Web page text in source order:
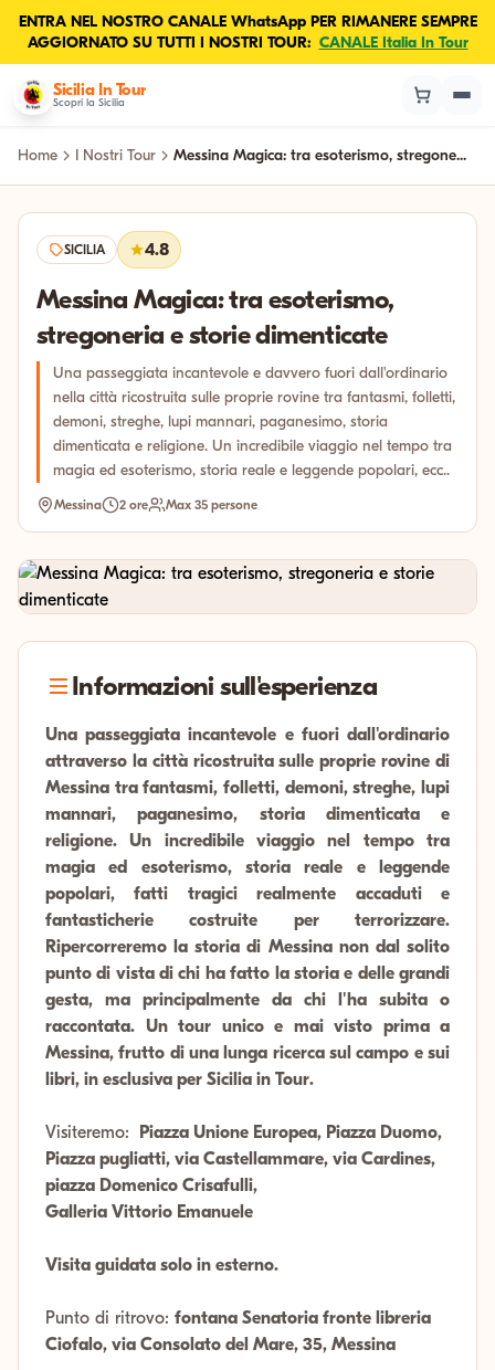
ENTRA NEL NOSTRO CANALE WhatsApp PER RIMANERE SEMPRE
AGGIORNATO SU TUTTI I NOSTRI TOUR: CANALE Italia In Tour
Sicilia In Tour
Scopri la Sicilia
Home I Nostri Tour Messina Magica: tra esoterismo, stregone...
SICILIA 4.8
Messina Magica: tra esoterismo,
stregoneria e storie dimenticate
Una passeggiata incantevole e davvero fuori dall'ordinario
nella città ricostruita sulle proprie rovine tra fantasmi, folletti,
demoni, streghe, lupi mannari, paganesimo, storia
dimenticata e religione. Un incredibile viaggio nel tempo tra
magia ed esoterismo, storia reale e leggende popolari, ecc..
Messina 2 ore Max 35 persone
Informazioni sull'esperienza
Una passeggiata incantevole e fuori dall'ordinario
attraverso la città ricostruita sulle proprie rovine di
Messina tra fantasmi, folletti, demoni, streghe, lupi
mannari, paganesimo, storia dimenticata e
religione. Un incredibile viaggio nel tempo tra
magia ed esoterismo, storia reale e leggende
popolari, fatti tragici realmente accaduti e
fantasticherie costruite per terrorizzare.
Ripercorreremo la storia di Messina non dal solito
punto di vista di chi ha fatto la storia e delle grandi
gesta, ma principalmente da chi l'ha subita o
raccontata. Un tour unico e mai visto prima a
Messina, frutto di una lunga ricerca sul campo e sui
libri, in esclusiva per Sicilia in Tour.
Visiteremo:
Piazza Unione Europea, Piazza Duomo,
Piazza pugliatti, via Castellammare, via Cardines,
piazza Domenico Crisafulli,
Galleria Vittorio Emanuele
Visita guidata solo in esterno.
Punto di ritrovo: fontana Senatoria fronte libreria
Ciofalo, via Consolato del Mare, 35, Messina